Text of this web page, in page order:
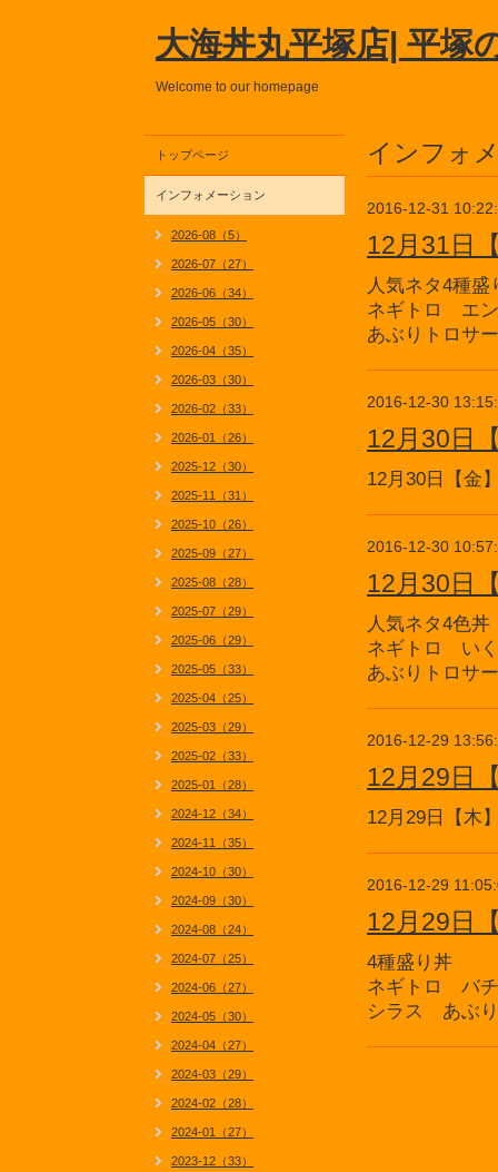
大海丼丸平塚店| 平塚
Welcome to our homepage
インフォ
2016-12-31
12月31日
人気ネタ4種盛
ネギトロ エ
あぶりトロサ
2016-12-30
12月30日
12月30日【金
2016-12-30
12月30日
人気ネタ4色丼
ネギトロ い
あぶりトロサ
2016-12-29
12月29日
12月29日【木
2016-12-29
12月29日
4種盛り丼
ネギトロ バ
シラス あぶ
トップページ
インフォメーション
2026-08（5）
2026-07（27）
2026-06（34）
2026-05（30）
2026-04（35）
2026-03（30）
2026-02（33）
2026-01（26）
2025-12（30）
2025-11（31）
2025-10（26）
2025-09（27）
2025-08（28）
2025-07（29）
2025-06（29）
2025-05（33）
2025-04（25）
2025-03（29）
2025-02（33）
2025-01（28）
2024-12（34）
2024-11（35）
2024-10（30）
2024-09（30）
2024-08（24）
2024-07（25）
2024-06（27）
2024-05（30）
2024-04（27）
2024-03（29）
2024-02（28）
2024-01（27）
2023-12（33）